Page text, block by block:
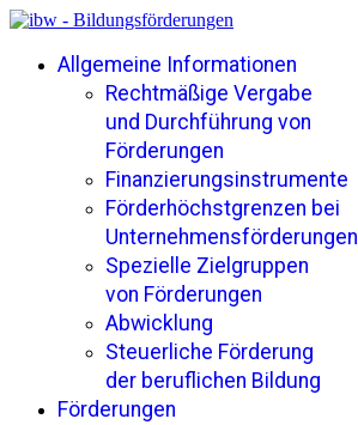
Allgemeine Informationen
Rechtmäßige Vergabe
und Durchführung von
Förderungen
Finanzierungsinstrumente
Förderhöchstgrenzen bei
Unternehmensförderungen
Spezielle Zielgruppen
von Förderungen
Abwicklung
Steuerliche Förderung
der beruflichen Bildung
Förderungen